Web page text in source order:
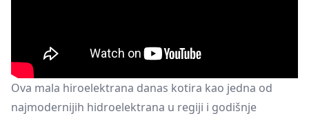
Ova mala hiroelektrana danas kotira kao jedna od
najmodernijih hidroelektrana u regiji i godišnje